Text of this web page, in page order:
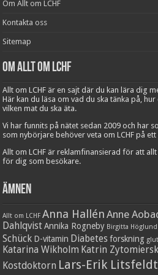
Om Allt om LCHF
Kontakta oss
Sitemap
Om Allt om LCHF
Allt om LCHF är en sajt där du kan lära dig
Här kan du läsa om vad du ska tänka på,
vilken mat du ska äta.
Vi har funnits på nätet sedan 2009 och har
som nybörjare behöver veta om LCHF på ett
Allt om LCHF är reklamfinansierad för att
för dig som besökare.
Ämnen
Allt om LCHF Anna Hallén Anne
Dahlqvist Annika Rogneby Birgitta Höglund
Schück D-vitamin Diabetes forskning
Katarina Wikholm Katrin
Kostdoktorn Lars-Erik Litsfeldt